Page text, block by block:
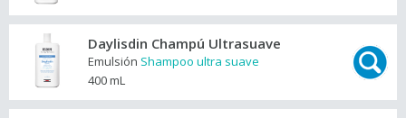
Daylisdin Champú Ultrasuave
Emulsión Shampoo ultra suave
400 mL